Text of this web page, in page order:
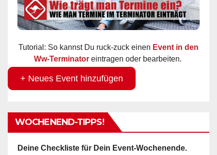
Tutorial: So kannst Du ruck-zuck einen Event in den
Ww-Terminator eintragen oder bearbeiten.
+ Neues Event hinzufügen
WOCHENEND-TIPPS!
Deine Checkliste für Dein Event-Wochenende.